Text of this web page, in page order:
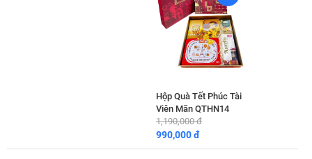
Hộp Quà Tết Phúc Tài
Viên Mãn QTHN14
1,190,000 đ
990,000 đ